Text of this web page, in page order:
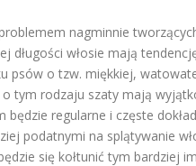
nagminnie
długości włosie mają
psów o tzw. miękkiej,
tym rodzaju szaty mają
regularne i częste
podatnymi na splątywanie
się kołtunić tym bardziej